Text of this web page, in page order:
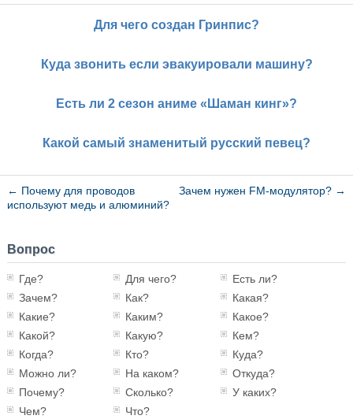
Для чего создан Гринпис?
Куда звонить если эвакуировали машину?
Есть ли 2 сезон аниме «Шаман кинг»?
Какой самый знаменитый русский певец?
← Почему для проводов
используют медь и алюминий?
Зачем нужен FM-модулятор? →
Вопрос
Где? Для чего?
Есть ли?
Зачем?
Как?
Какая?
Какие?
Каким?
Какое?
Какой?
Какую?
Кем?
Когда?
Кто?
Куда?
Можно ли?
На каком?
Откуда?
Почему?
Сколько?
У каких?
Чем?
Что?